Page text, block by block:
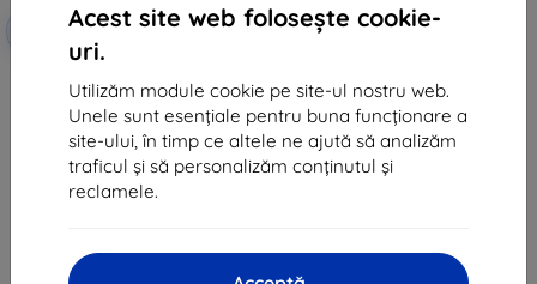
Acest site web folosește cookie-
uri.
Utilizăm module cookie pe site-ul nostru web.
Unele sunt esențiale pentru buna funcționare a
site-ului, în timp ce altele ne ajută să analizăm
traficul și să personalizăm conținutul și
reclamele.
Reducere
cu cupon
EXTRA10
Protecție pentru lentilă
48 lei
43 lei
În stoc > 5 buc